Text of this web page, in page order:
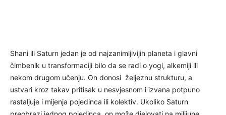
Shani ili Saturn jedan je od najzanimljivijih planeta i glavni
čimbenik u transformaciji bilo da se radi o yogi, alkemiji ili
nekom drugom učenju. On donosi željeznu strukturu, a
ustvari kroz takav pritisak u nesvjesnom i izvana potpuno
rastaljuje i mijenja pojedinca ili kolektiv. Ukoliko Saturn